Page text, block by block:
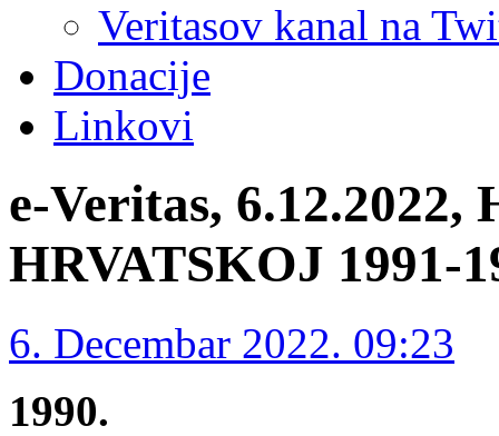
Veritasov kanal na
Donacije
Linkovi
e-Veritas,
HRVATSKOJ 1991-
6. Decembar 2022. 09:23
1990.